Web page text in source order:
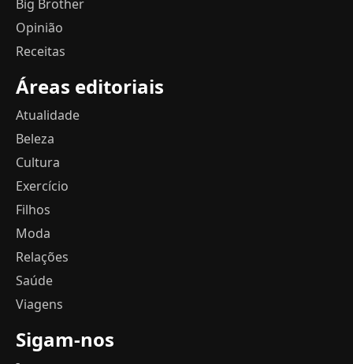
Big Brother
Opinião
Receitas
Áreas editoriais
Atualidade
Beleza
Cultura
Exercício
Filhos
Moda
Relações
Saúde
Viagens
Sigam-nos